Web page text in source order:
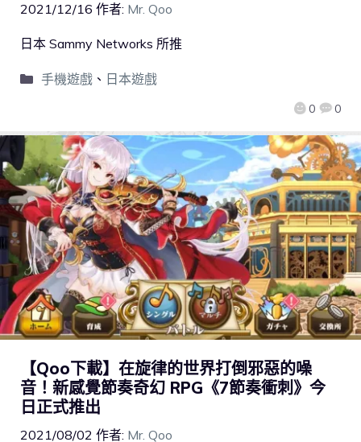
2021/12/16 作者: Mr. Qoo
0 0
日本 Sammy Networks 所推
手機遊戲、 日本遊戲
【Qoo下載】在旋律的世界打倒邪惡的噪
音！新感覺節奏奇幻 RPG《7節奏衝刺》今
日正式推出
2021/08/02 作者: Mr. Qoo